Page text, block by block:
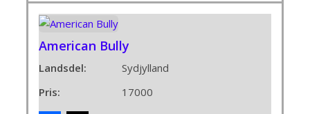
American Bully
Landsdel:
Sydjylland
Pris:
17000